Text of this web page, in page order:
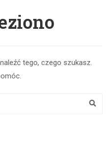
tego, czego szukasz.